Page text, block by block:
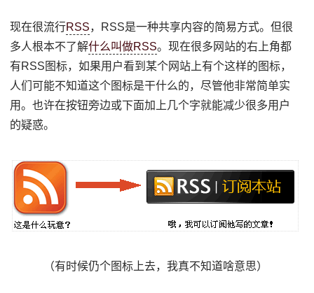
现在很流行RSS，RSS是一种共享内容的简易方式。但很
多人根本不了解什么叫做RSS。现在很多网站的右上角都
有RSS图标，如果用户看到某个网站上有个这样的图标，
人们可能不知道这个图标是干什么的，尽管他非常简单实
用。也许在按钮旁边或下面加上几个字就能减少很多用户
的疑惑。
（有时候仍个图标上去，我真不知道啥意思）